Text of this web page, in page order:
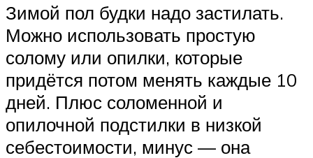
Зимой пол будки надо застилать.
Можно использовать простую
солому или опилки, которые
придётся потом менять каждые 10
дней. Плюс соломенной и
опилочной подстилки в низкой
себестоимости, минус — она